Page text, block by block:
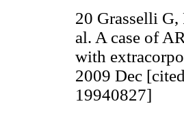
20 Grasselli
al. A case of
with
2009 Dec
19940827]